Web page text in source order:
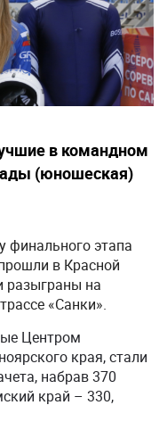
в командном
(юношеская)
финального этапа
в Красной
разыграны на
«Санки».
Центром
края, стали
набрав 370
край – 330,